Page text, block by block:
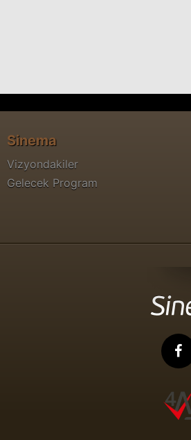
Sinema
Vizyondakiler
Gelecek Program